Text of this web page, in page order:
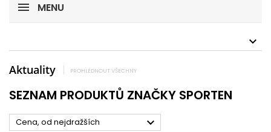
MENU
Aktuality PROHLÉDNOUT VŠECHNY
SEZNAM PRODUKTŮ ZNAČKY SPORTEN
Cena, od nejdražších 